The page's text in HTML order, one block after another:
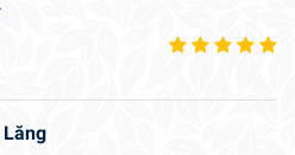
Lăng